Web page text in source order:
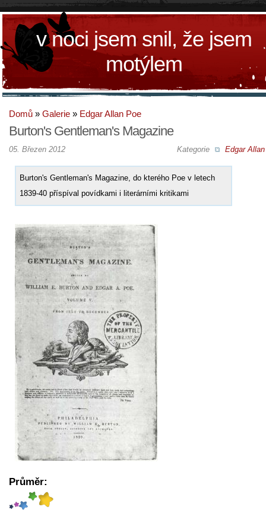
v noci jsem snil, že jsem
motýlem
Domů » Galerie » Edgar Allan Poe
Burton's Gentleman's Magazine
Kategorie Edgar
05. Březen 2012
Burton's Gentleman's Magazine, do kterého Poe v letech
1839-40 příspíval povídkami i literárními kritikami
Průměr: